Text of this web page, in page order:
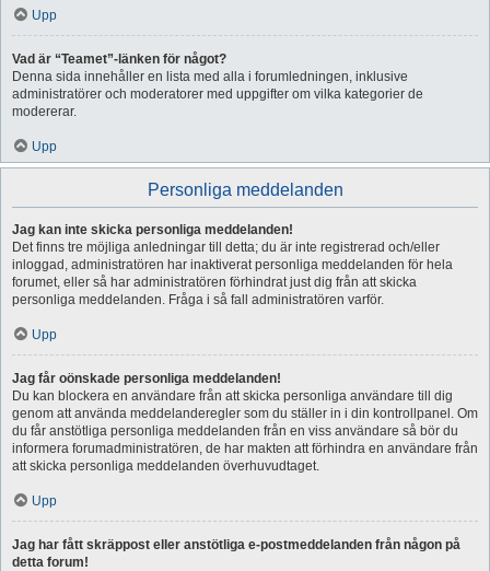
Upp
Vad är “Teamet”-länken för något?
Denna sida innehåller en lista med alla i forumledningen, inklusive
administratörer och moderatorer med uppgifter om vilka kategorier de
modererar.
Upp
Personliga meddelanden
Jag kan inte skicka personliga meddelanden!
Det finns tre möjliga anledningar till detta; du är inte registrerad och/eller
inloggad, administratören har inaktiverat personliga meddelanden för hela
forumet, eller så har administratören förhindrat just dig från att skicka
personliga meddelanden. Fråga i så fall administratören varför.
Upp
Jag får oönskade personliga meddelanden!
Du kan blockera en användare från att skicka personliga användare till dig
genom att använda meddelanderegler som du ställer in i din kontrollpanel. Om
du får anstötliga personliga meddelanden från en viss användare så bör du
informera forumadministratören, de har makten att förhindra en användare från
att skicka personliga meddelanden överhuvudtaget.
Upp
Jag har fått skräppost eller anstötliga e-postmeddelanden från någon på
detta forum!